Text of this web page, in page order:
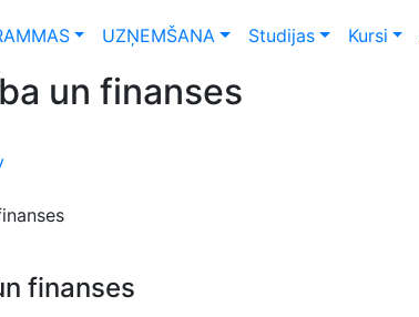
UZŅEMŠANA Studijas Kursi
un finanses
finanses